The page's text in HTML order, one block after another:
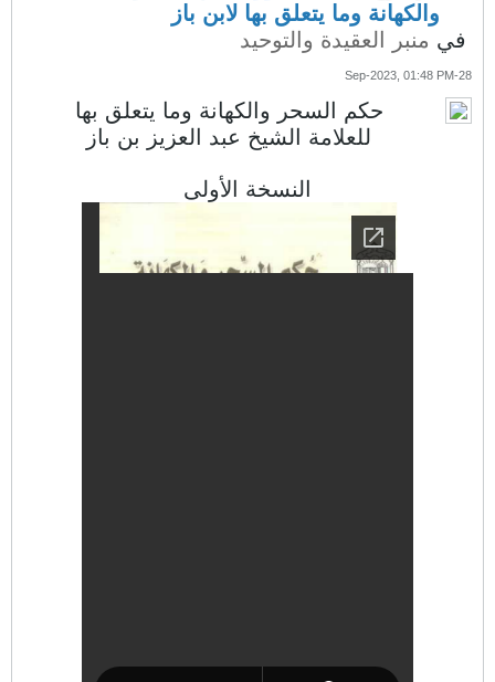
والكهانة وما يتعلق بها لابن باز
في منبر العقيدة والتوحيد
28-Sep-2023, 01:48 PM
حكم السحر والكهانة وما يتعلق بها
للعلامة الشيخ عبد العزيز بن باز
النسخة الأولى